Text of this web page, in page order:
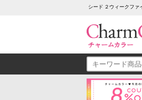
シード ２ウィークファ